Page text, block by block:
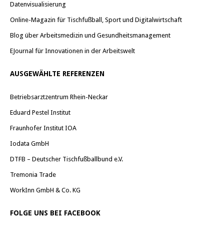
Datenvisualisierung
Online-Magazin für Tischfußball, Sport und Digitalwirtschaft
Blog über Arbeitsmedizin und Gesundheitsmanagement
EJournal für Innovationen in der Arbeitswelt
AUSGEWÄHLTE REFERENZEN
Betriebsarztzentrum Rhein-Neckar
Eduard Pestel Institut
Fraunhofer Institut IOA
Iodata GmbH
DTFB – Deutscher Tischfußballbund e.V.
Tremonia Trade
WorkInn GmbH & Co. KG
FOLGE UNS BEI FACEBOOK